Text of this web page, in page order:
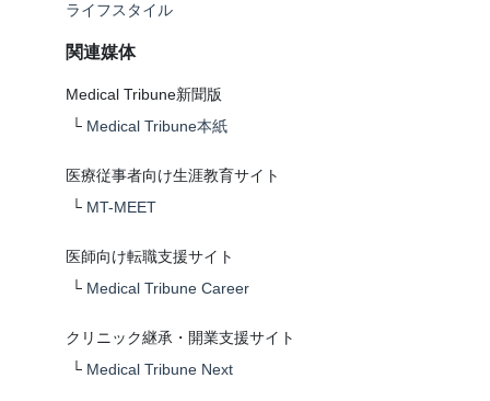
ライフスタイル
関連媒体
Medical Tribune新聞版
└ Medical Tribune本紙
医療従事者向け生涯教育サイト
└ MT-MEET
医師向け転職支援サイト
└ Medical Tribune Career
クリニック継承・開業支援サイト
└ Medical Tribune Next